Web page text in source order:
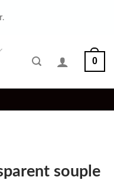
.
0
souple